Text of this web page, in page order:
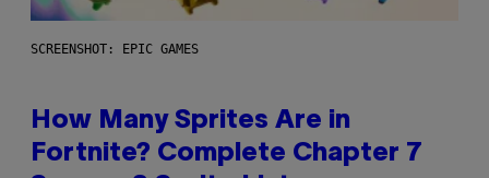
SCREENSHOT: EPIC GAMES
How Many Sprites Are in
Fortnite? Complete Chapter 7